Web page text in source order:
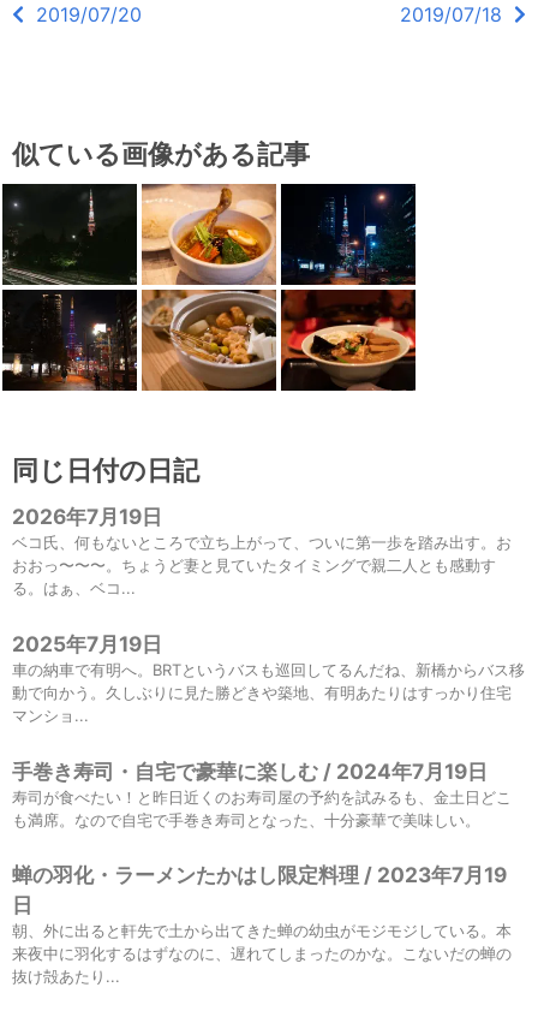
2019/07/20 2019/07/18
似ている画像がある記事
同じ日付の日記
2026年7月19日
ベコ氏、何もないところで立ち上がって、ついに第一歩を踏み出す。お
おおっ〜〜〜。ちょうど妻と見ていたタイミングで親二人とも感動す
る。はぁ、ベコ...
2025年7月19日
車の納車で有明へ。BRTというバスも巡回してるんだね、新橋からバス移
動で向かう。久しぶりに見た勝どきや築地、有明あたりはすっかり住宅
マンショ...
手巻き寿司・自宅で豪華に楽しむ / 2024年7月19日
寿司が食べたい！と昨日近くのお寿司屋の予約を試みるも、金土日どこ
も満席。なので自宅で手巻き寿司となった、十分豪華で美味しい。
蝉の羽化・ラーメンたかはし限定料理 / 2023年7月19
日
朝、外に出ると軒先で土から出てきた蝉の幼虫がモジモジしている。本
来夜中に羽化するはずなのに、遅れてしまったのかな。こないだの蝉の
抜け殻あたり...